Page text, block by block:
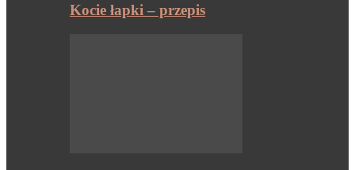
Kocie łapki – przepis